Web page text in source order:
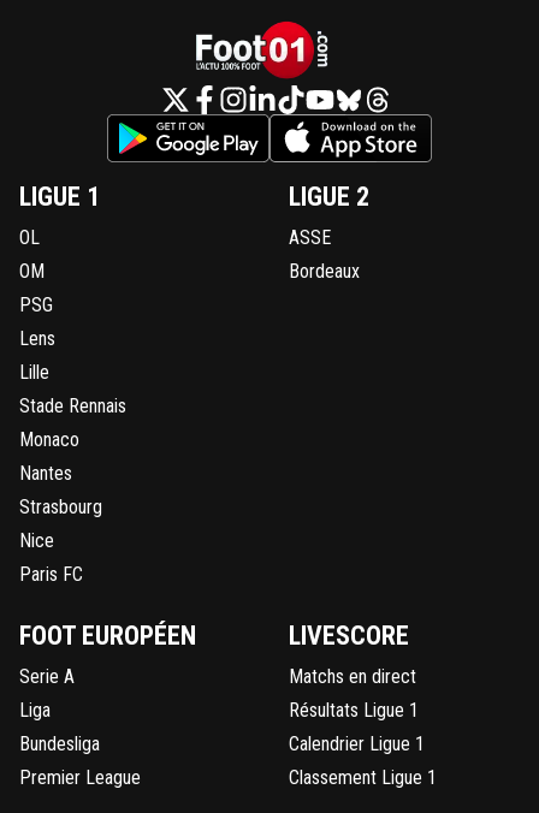
LIGUE 1
OL
OM
PSG
Lens
Lille
Stade Rennais
Monaco
Nantes
Strasbourg
Nice
Paris FC
LIGUE 2
ASSE
Bordeaux
FOOT EUROPÉEN
Serie A
Liga
Bundesliga
Premier League
LIVESCORE
Matchs en direct
Résultats Ligue 1
Calendrier Ligue 1
Classement Ligue 1